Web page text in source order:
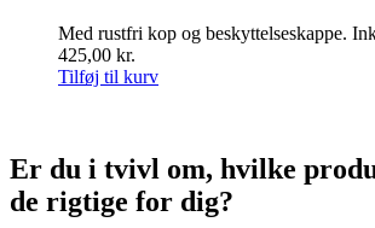
Med rustfri kop og beskyttelseskappe.
425,00 kr.
Tilføj til kurv
Er du i tvivl om, hvilke
de rigtige for dig?